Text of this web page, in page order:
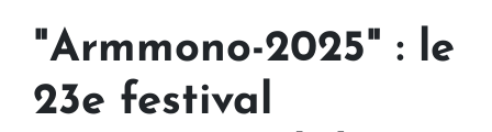
"Armmono-2025" : le
23e festival